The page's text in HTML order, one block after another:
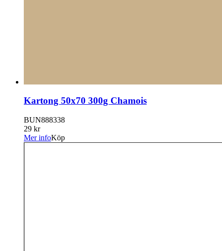
Kartong 50x70 300g Chamois
BUN888338
29 kr
Mer infoKöp